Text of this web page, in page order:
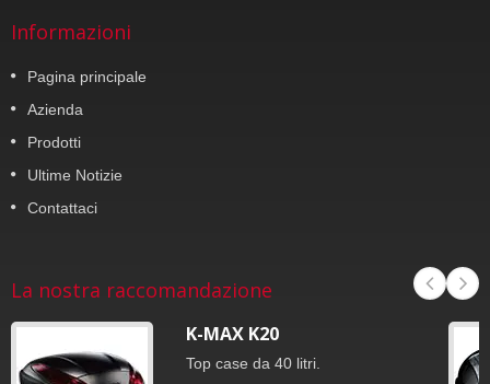
Informazioni
Pagina principale
Azienda
Prodotti
Ultime Notizie
Contattaci
La nostra raccomandazione
K-MAX K20
Top case da 40 litri.